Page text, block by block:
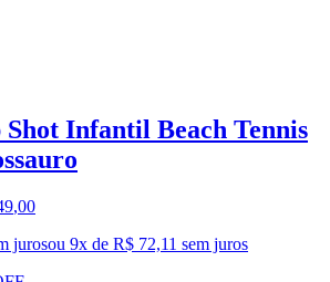
Shot Infantil Beach Tennis
,00
jurosou 9x de R$ 72,11 sem juros